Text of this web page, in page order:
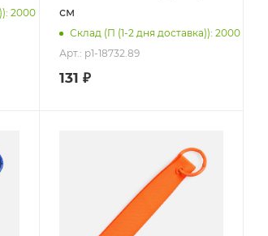
2000
см
Склад (П (1-2 дня доставка)): 2000
Арт.: p1-18732.89
131 ₽